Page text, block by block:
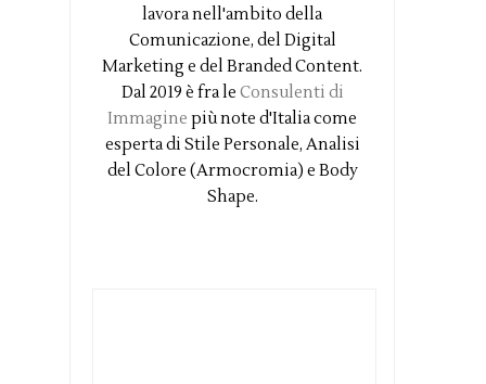
lavora nell'ambito della
Comunicazione, del Digital
Marketing e del Branded Content.
Dal 2019 è fra le Consulenti di
Immagine più note d'Italia come
esperta di Stile Personale, Analisi
del Colore (Armocromia) e Body
Shape.